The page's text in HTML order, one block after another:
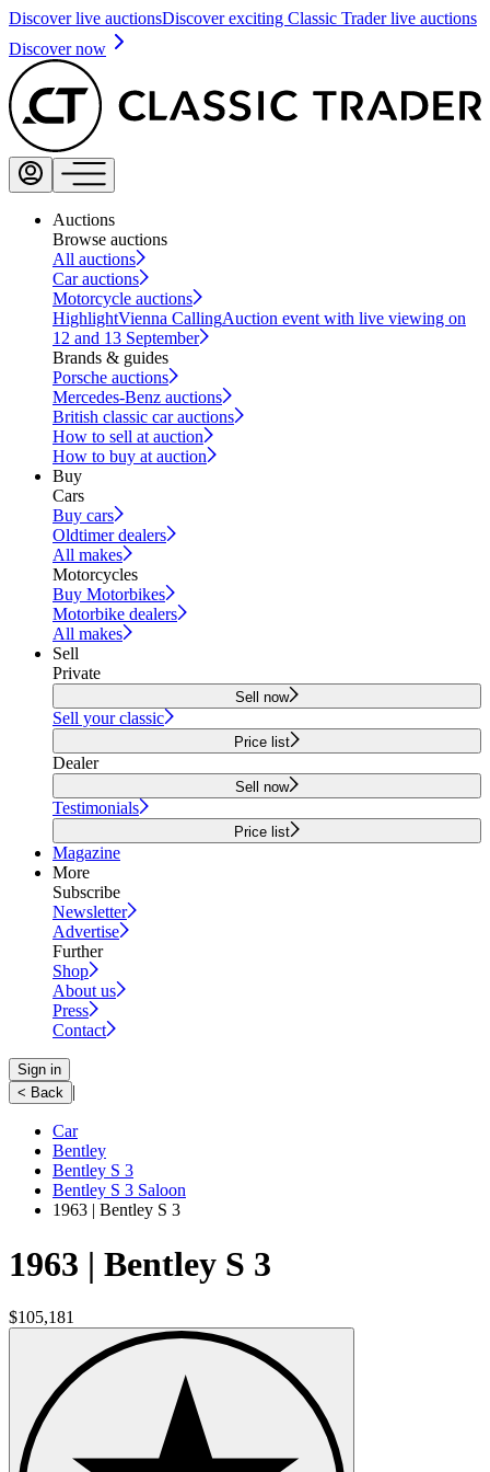
Discover live auctionsDiscover exciting Classic Trader live auctions
Discover now
Auctions
Browse auctions
All auctions
Car auctions
Motorcycle auctions
HighlightVienna CallingAuction event with live viewing on
12 and 13 September
Brands & guides
Porsche auctions
Mercedes-Benz auctions
British classic car auctions
How to sell at auction
How to buy at auction
Buy
Cars
Buy cars
Oldtimer dealers
All makes
Motorcycles
Buy Motorbikes
Motorbike dealers
All makes
Sell
Private
Sell now
Sell your classic
Price list
Dealer
Sell now
Testimonials
Price list
Magazine
More
Subscribe
Newsletter
Advertise
Further
Shop
About us
Press
Contact
Sign in
< Back |
Car
Bentley
Bentley S 3
Bentley S 3 Saloon
1963 | Bentley S 3
1963 | Bentley S 3
$105,181